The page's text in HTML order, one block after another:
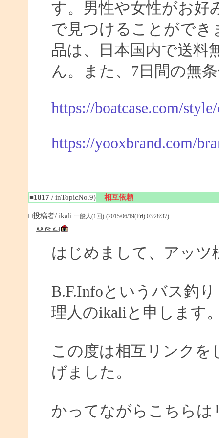
す。男性や女性がお好
で見つけることができ
品は、日本国内で送料
ん。また、7日間の無
https://boatcase.com/
https://yooxbrand.com/
■1817 / inTopicNo.9) 相互依頼
□投稿者/ ikali 一般人(1回)-(2015/06/19(Fri) 03:28:37)
はじめまして、アッツ
B.F.Infoというバス釣
理人のikaliと申します
この度は相互リンクを
げました。
かってながらこちら